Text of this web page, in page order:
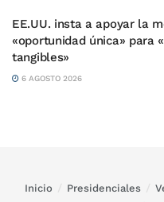
EE.UU. insta a apoyar la
«oportunidad única» para
tangibles»
6 AGOSTO 2026
Inicio Presidenciales